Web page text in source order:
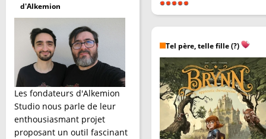
d'Alkemion
Les fondateurs d'Alkemion
Studio nous parle de leur
enthousiasmant projet
proposant un outil fascinant
Tel père, telle fille (?)